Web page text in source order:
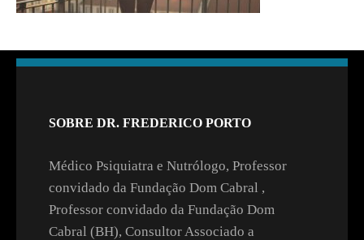
SOBRE DR. FREDERICO PORTO
Médico Psiquiatra e Nutrólogo, Professor
convidado da Fundação Dom Cabral ,
Professor convidado da Fundação Dom
Cabral (BH), Consultor Associado a